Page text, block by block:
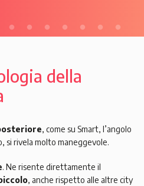
della
, come su Smart, l’angolo
si rivela molto maneggevole.
. Ne risente direttamente il
, anche rispetto alle altre city